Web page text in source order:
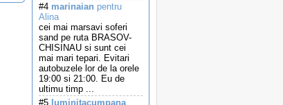
#4 marinaian pentru
Alina
cei mai marsavi soferi
sand pe ruta BRASOV-
CHISINAU si sunt cei
mai mari tepari. Evitari
autobuzele lor de la orele
19:00 si 21:00. Eu de
ultimu timp ...
#5 luminitacumpana